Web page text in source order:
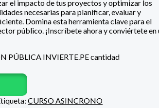
el impacto de tus proyectos y optimizar los
necesarias para planificar, evaluar y
Domina esta herramienta clave para el
público. ¡Inscríbete ahora y conviértete en
PÚBLICA INVIERTE.PE cantidad
CURSO ASINCRONO